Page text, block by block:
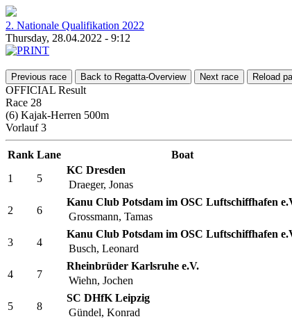
2. Nationale Qualifikation 2022
Thursday, 28.04.2022 - 9:12
Previous race Back to Regatta-Overview Next race Reload
OFFICIAL Result
Race 28
(6) Kajak-Herren 500m
Vorlauf 3
Rank Lane Boat
1
5
KC Dresden
Draeger, Jonas
2 6
Kanu Club Potsdam im OSC Luftschiffhafen
Grossmann, Tamas
3 4
Kanu Club Potsdam im OSC Luftschiffhafen
Busch, Leonard
4 7
Rheinbrüder Karlsruhe e.V.
Wiehn, Jochen
5 8
SC DHfK Leipzig
Gündel, Konrad